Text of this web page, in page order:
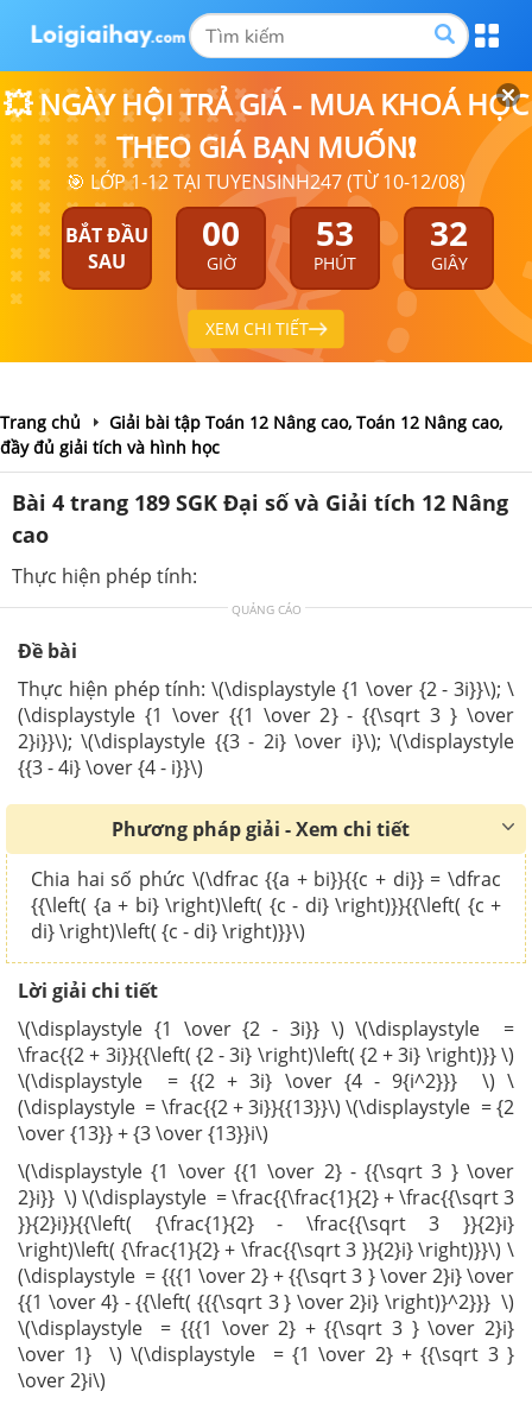
💥 NGÀY HỘI TRẢ GIÁ - MUA KHOÁ HỌC
THEO GIÁ BẠN MUỐN❗
🎯 LỚP 1-12 TẠI TUYENSINH247 (TỪ 10-12/08)
BẮT ĐẦU
SAU
00
GIỜ
53
PHÚT
31
GIÂY
XEM CHI TIẾT
Trang chủ
Giải bài tập Toán 12 Nâng cao, Toán 12 Nâng cao,
đầy đủ giải tích và hình học
Bài 4 trang 189 SGK Đại số và Giải tích 12 Nâng
cao
Thực hiện phép tính:
QUẢNG CÁO
Đề bài
Thực hiện phép tính: \(\displaystyle {1 \over {2 - 3i}}\); \
(\displaystyle {1 \over {{1 \over 2} - {{\sqrt 3 } \over
2}i}}\); \(\displaystyle {{3 - 2i} \over i}\); \(\displaystyle
{{3 - 4i} \over {4 - i}}\)
Phương pháp giải - Xem chi tiết
Chia hai số phức \(\dfrac {{a + bi}}{{c + di}} = \dfrac
{{\left( {a + bi} \right)\left( {c - di} \right)}}{{\left( {c +
di} \right)\left( {c - di} \right)}}\)
Lời giải chi tiết
\(\displaystyle {1 \over {2 - 3i}} \) \(\displaystyle =
\frac{{2 + 3i}}{{\left( {2 - 3i} \right)\left( {2 + 3i} \right)}} \)
\(\displaystyle = {{2 + 3i} \over {4 - 9{i^2}}} \) \
(\displaystyle = \frac{{2 + 3i}}{{13}}\) \(\displaystyle = {2
\over {13}} + {3 \over {13}}i\)
\(\displaystyle {1 \over {{1 \over 2} - {{\sqrt 3 } \over
2}i}} \) \(\displaystyle = \frac{{\frac{1}{2} + \frac{{\sqrt 3
}}{2}i}}{{\left( {\frac{1}{2} - \frac{{\sqrt 3 }}{2}i}
\right)\left( {\frac{1}{2} + \frac{{\sqrt 3 }}{2}i} \right)}}\) \
(\displaystyle = {{{1 \over 2} + {{\sqrt 3 } \over 2}i} \over
{{1 \over 4} - {{\left( {{{\sqrt 3 } \over 2}i} \right)}^2}}} \)
\(\displaystyle = {{{1 \over 2} + {{\sqrt 3 } \over 2}i}
\over 1} \) \(\displaystyle = {1 \over 2} + {{\sqrt 3 }
\over 2}i\)